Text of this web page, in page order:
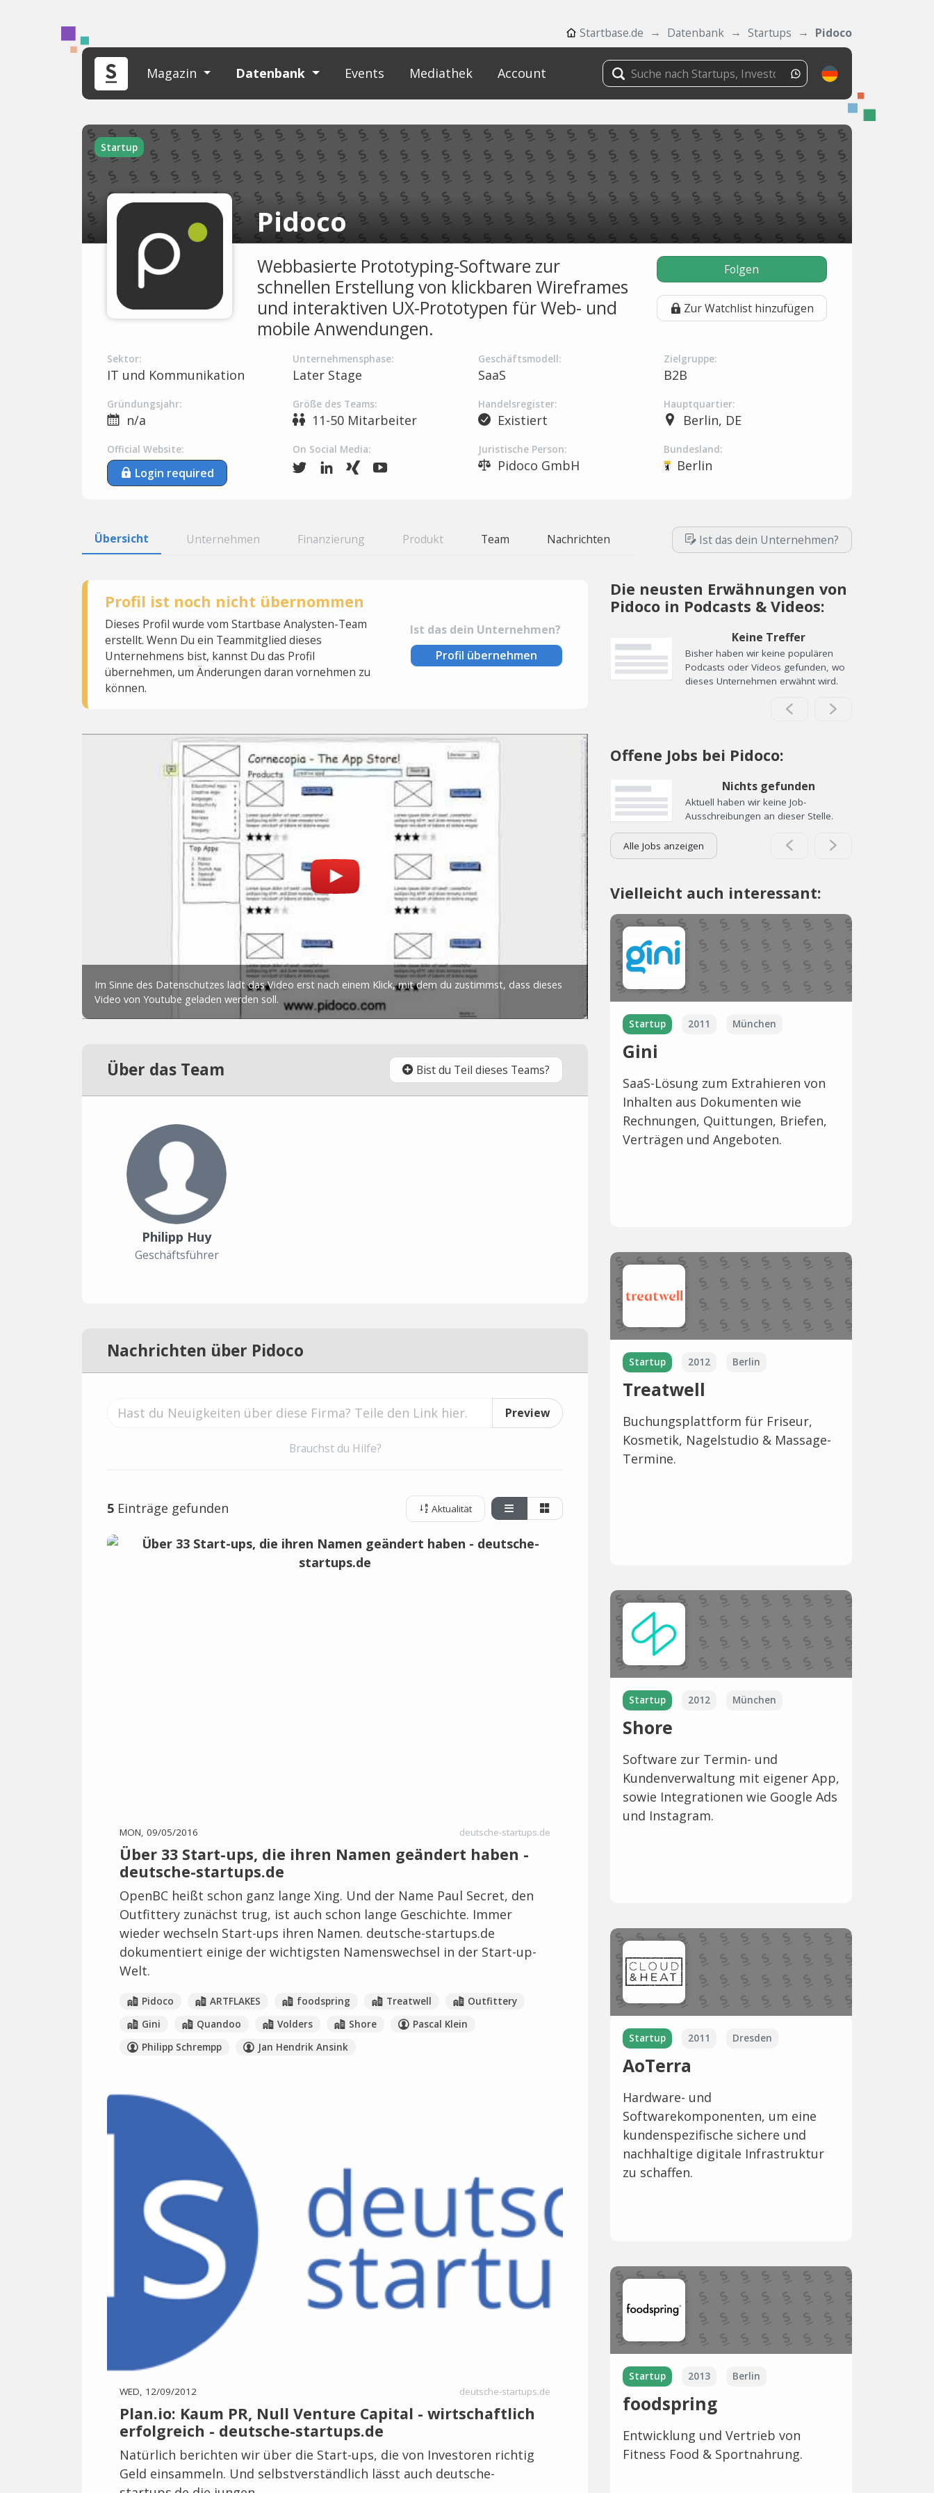
Startbase.de Datenbank Startups Pidoco
Magazin Datenbank Events Mediathek Account
Startup
Pidoco
Webbasierte Prototyping-Software zur
schnellen Erstellung von klickbaren Wireframes
und interaktiven UX-Prototypen für Web- und
mobile Anwendungen.
Folgen
Zur Watchlist hinzufügen
Sektor:
IT und Kommunikation
Unternehmensphase:
Later Stage
Geschäftsmodell:
SaaS
Zielgruppe:
B2B
Gründungsjahr:
n/a
Größe des Teams:
11-50 Mitarbeiter
Handelsregister:
Existiert
Hauptquartier:
Berlin, DE
Official Website:
Login required
On Social Media: Juristische Person:
Pidoco GmbH
Bundesland:
Berlin
Übersicht Unternehmen Finanzierung Produkt Team Nachrichten Ist das dein Unternehmen?
Profil ist noch nicht übernommen
Dieses Profil wurde vom Startbase Analysten-Team
erstellt. Wenn Du ein Teammitglied dieses
Unternehmens bist, kannst Du das Profil
übernehmen, um Änderungen daran vornehmen zu
können.
Ist das dein Unternehmen?
Profil übernehmen
Über das Team Bist du Teil dieses Teams?
Philipp Huy
Geschäftsführer
Nachrichten über Pidoco
Preview
Brauchst du Hilfe?
5 Einträge gefunden Aktualität
MON, 09/05/2016 deutsche-startups.de
Über 33 Start-ups, die ihren Namen geändert haben -
deutsche-startups.de
OpenBC heißt schon ganz lange Xing. Und der Name Paul Secret, den
Outfittery zunächst trug, ist auch schon lange Geschichte. Immer
wieder wechseln Start-ups ihren Namen. deutsche-startups.de
dokumentiert einige der wichtigsten Namenswechsel in der Start-up-
Welt.
Pidoco ARTFLAKES foodspring Treatwell
Outfittery
Gini
Quandoo Volders Shore
Pascal Klein
Philipp Schrempp
Jan Hendrik Ansink
WED, 12/09/2012 deutsche-startups.de
Plan.io: Kaum PR, Null Venture Capital - wirtschaftlich
erfolgreich - deutsche-startups.de
Natürlich berichten wir über die Start-ups, die von Investoren richtig
Geld einsammeln. Und selbstverständlich lässt auch deutsche-
Die neusten Erwähnungen von
Pidoco in Podcasts & Videos:
Keine Treffer
Bisher haben wir keine populären
Podcasts oder Videos gefunden, wo
dieses Unternehmen erwähnt wird.
Offene Jobs bei Pidoco:
Nichts gefunden
Aktuell haben wir keine Job-
Ausschreibungen an dieser Stelle.
Alle Jobs anzeigen
Vielleicht auch interessant:
Startup 2011 München
Gini
SaaS-Lösung zum Extrahieren von
Inhalten aus Dokumenten wie
Rechnungen, Quittungen, Briefen,
Verträgen und Angeboten.
Startup 2012 Berlin
Treatwell
Buchungsplattform für Friseur,
Kosmetik, Nagelstudio & Massage-
Termine.
Startup 2012 München
Shore
Software zur Termin- und
Kundenverwaltung mit eigener App,
sowie Integrationen wie Google Ads
und Instagram.
Startup 2011 Dresden
AoTerra
Hardware- und
Softwarekomponenten, um eine
kundenspezifische sichere und
nachhaltige digitale Infrastruktur
zu schaffen.
Startup 2013 Berlin
foodspring
Entwicklung und Vertrieb von
Fitness Food & Sportnahrung.